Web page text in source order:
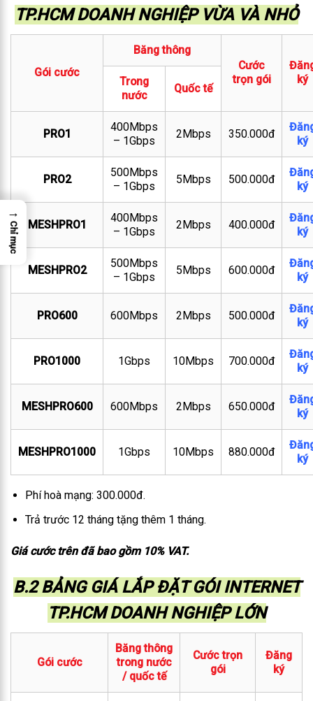
TP.HCM DOANH NGHIỆP VỪA VÀ NHỎ
Gói cước
Băng thông
Cước
trọn gói
ký
Trong
nước
Quốc tế
PRO1
400Mbps
– 1Gbps
2Mbps 350.000đ
ký
PRO2
500Mbps
– 1Gbps
5Mbps 500.000đ
ký
MESHPRO1
400Mbps
– 1Gbps
2Mbps 400.000đ
ký
MESHPRO2
500Mbps
– 1Gbps
5Mbps 600.000đ
ký
PRO600 600Mbps 2Mbps 500.000đ
ký
PRO1000 1Gbps 10Mbps 700.000đ
ký
MESHPRO600 600Mbps 2Mbps 650.000đ
ký
MESHPRO1000 1Gbps 10Mbps 880.000đ
ký
Phí hoà mạng: 300.000đ.
Trả trước 12 tháng tặng thêm 1 tháng.
Giá cước trên đã bao gồm 10% VAT.
B.2 BẢNG GIÁ LẮP ĐẶT GÓI INTERNET
TP.HCM DOANH NGHIỆP LỚN
Gói cước
Băng thông
trong nước
/ quốc tế
Cước trọn
gói
Đăng
ký
→
Chỉ mục